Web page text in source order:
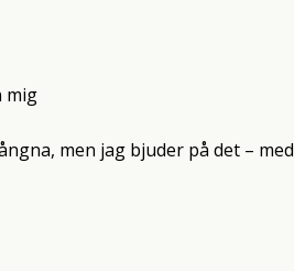
mig
men jag bjuder på det –